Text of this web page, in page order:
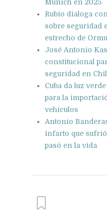
Múnich en 2025
Rubio dialoga
sobre seguridad
estrecho de
José Antonio
constitucional
seguridad en
Cuba da luz
para la
vehículos
Antonio
infarto que
pasó en la vida